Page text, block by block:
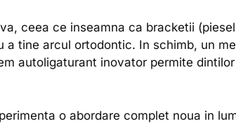
ceea ce inseamna ca bracketii
tine arcul ortodontic. In schimb, un
autoligaturant inovator permite
o abordare complet noua in